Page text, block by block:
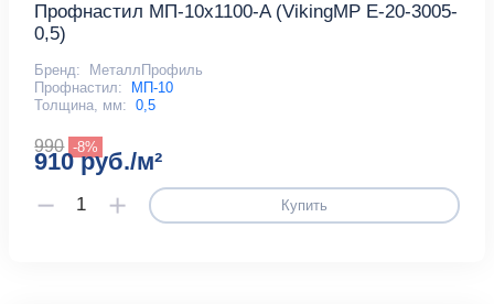
Профнастил МП-10x1100-A (VikingMP E-20-3005-
0,5)
Бренд:
МеталлПрофиль
Профнастил:
МП-10
Толщина, мм: 0,5
990 -8%
910 руб./м²
Купить